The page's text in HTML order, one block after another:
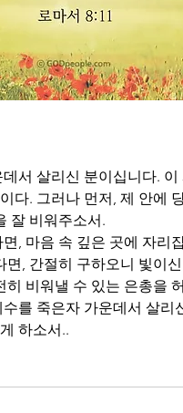
서 살리신 분이십니다.
다. 그러나 먼저, 제 안에
잘 비워주소서.
, 마음 속 깊은 곳에 자리
, 간절히 구하오니 빛이
히 비워낼 수 있는 은총을
를 죽은자 가운데서 살리
하소서..